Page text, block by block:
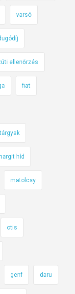
varsó
ellenőrzés
fiat
híd
matolcsy
ctis
genf daru